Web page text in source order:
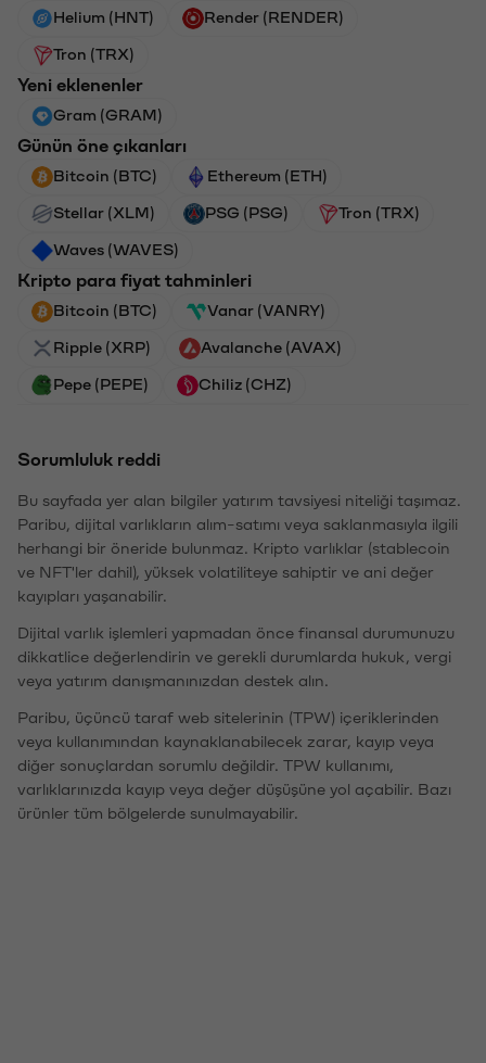
Helium (HNT) Render (RENDER)
Tron (TRX)
Yeni eklenenler
Gram (GRAM)
Günün öne çıkanları
Bitcoin (BTC) Ethereum (ETH)
Stellar (XLM) PSG (PSG) Tron (TRX)
Waves (WAVES)
Kripto para fiyat tahminleri
Bitcoin (BTC) Vanar (VANRY)
Ripple (XRP) Avalanche (AVAX)
Pepe (PEPE) Chiliz (CHZ)
Sorumluluk reddi
Bu sayfada yer alan bilgiler yatırım tavsiyesi niteliği taşımaz.
Paribu, dijital varlıkların alım-satımı veya saklanmasıyla ilgili
herhangi bir öneride bulunmaz. Kripto varlıklar (stablecoin
ve NFT'ler dahil), yüksek volatiliteye sahiptir ve ani değer
kayıpları yaşanabilir.
Dijital varlık işlemleri yapmadan önce finansal durumunuzu
dikkatlice değerlendirin ve gerekli durumlarda hukuk, vergi
veya yatırım danışmanınızdan destek alın.
Paribu, üçüncü taraf web sitelerinin (TPW) içeriklerinden
veya kullanımından kaynaklanabilecek zarar, kayıp veya
diğer sonuçlardan sorumlu değildir. TPW kullanımı,
varlıklarınızda kayıp veya değer düşüşüne yol açabilir. Bazı
ürünler tüm bölgelerde sunulmayabilir.